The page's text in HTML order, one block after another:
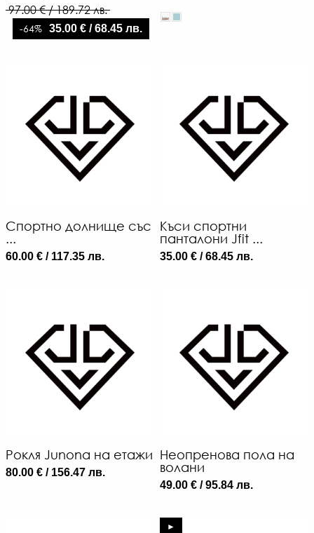
97.00 € / 189.72 лв.
-64% 35.00 € / 68.45 лв.
Спортно долнище със
...
60.00 € / 117.35 лв.
Къси спортни
панталони Jfit ...
35.00 € / 68.45 лв.
Рокля Junona на етажи
80.00 € / 156.47 лв.
Неопренова пола на
волани
49.00 € / 95.84 лв.
►